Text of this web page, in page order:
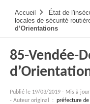
principale
Accueil État de
locales de sécurité
d’Orientations
85-Vendée-
Publié le 19/03/2019 - Mis à
- Auteur original : préfecture de